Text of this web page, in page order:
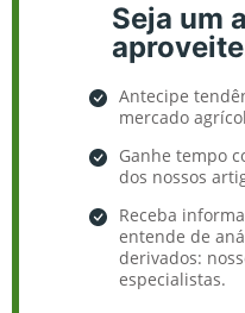
Seja um
Antecipe
mercado
Ganhe tempo
dos nossos
Receba
entende de
derivados:
especialistas.